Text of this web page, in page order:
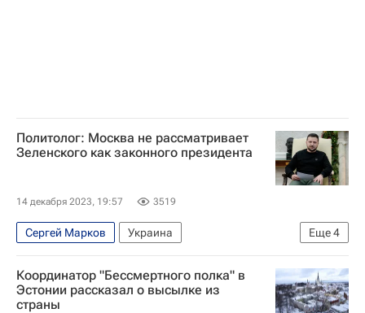
Политолог: Москва не рассматривает
Зеленского как законного президента
14 декабря 2023, 19:57 3519
Еще4
Сергей Марков
Украина
Владимир Зеленский
Россия
Москва
Владимир Путин
Координатор "Бессмертного полка" в
Эстонии рассказал о высылке из
страны